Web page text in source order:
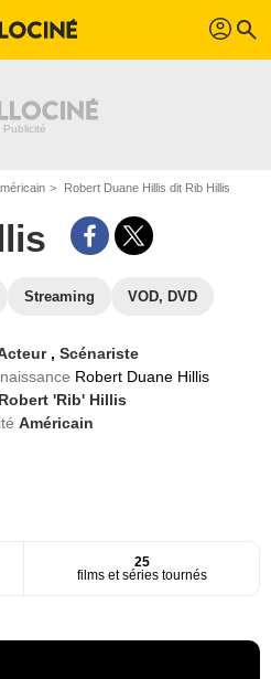
profil search
Robert Duane Hillis dit Rib Hillis
Streaming VOD, DVD
,Scénariste
Robert Duane Hillis
Robert 'Rib' Hillis
Américain
25
films et séries tournés